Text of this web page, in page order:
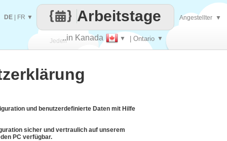
Jeden..in Kanada ▼ | Ontario ▼
Arbeitstage
DE FR ▼ Angestellter ▼
und benutzerdefinierte Daten mit Hilfe
sicher und vertraulich auf unserem
PC verfügbar.